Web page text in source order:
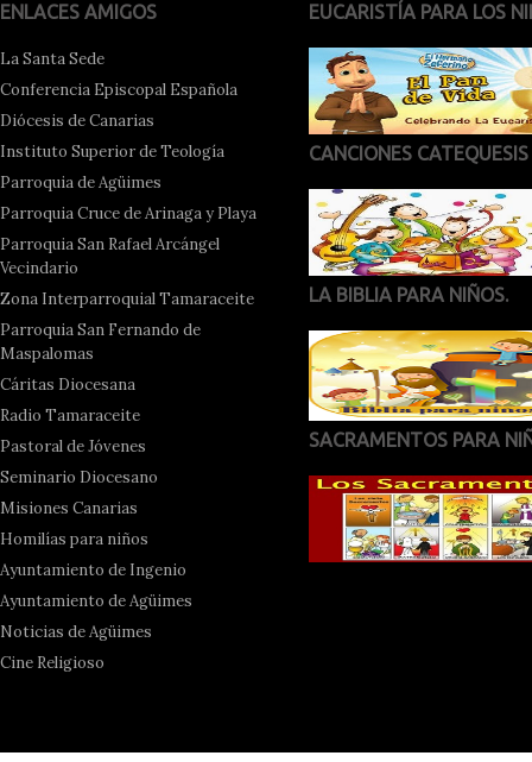
ENLACES AMIGOS
La Santa Sede
Conferencia Episcopal Española
Diócesis de Canarias
Instituto Superior de Teología
Parroquia de Agüimes
Parroquia Cruce de Arinaga y Playa
Parroquia San Rafael Arcángel
Vecindario
Zona Interparroquial Tamaraceite
Parroquia San Fernando de
Maspalomas
Cáritas Diocesana
Radio Tamaraceite
Pastoral de Jóvenes
Seminario Diocesano
Misiones Canarias
Homilías para niños
Ayuntamiento de Ingenio
Ayuntamiento de Agüimes
Noticias de Agüimes
Cine Religioso
EUCARISTÍA PARA LOS
CANCIONES CATEQUESIS
LA BIBLIA PARA NIÑOS.
SACRAMENTOS PARA